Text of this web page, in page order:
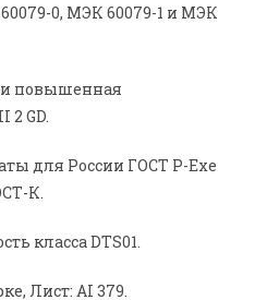
0, МЭК 60079-1 и МЭК
повышенная
GD.
для России ГОСТ Р-Exe
К.
класса DTS01.
Лист: АI 379.